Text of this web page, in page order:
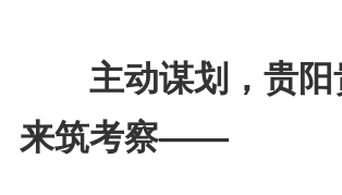
主动谋划，贵阳
来筑考察——